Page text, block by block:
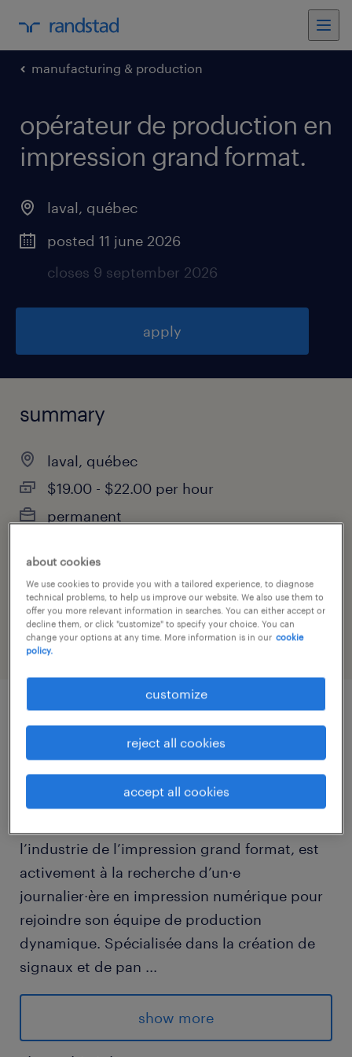
manufacturing & production
opérateur de production en
impression grand format.
laval, québec
posted 11 june 2026
closes 9 september 2026
apply
summary
laval, québec
$19.00 - $22.00 per hour
permanent
job category
manufacturing & production
job details
Vous cherchez une opportunité stimulante au
sein d’une entreprise en pleine expansion à
l’industrie de l’impression grand format, est
activement à la recherche d’un·e
journalier·ère en impression numérique pour
rejoindre son équipe de production
dynamique. Spécialisée dans la création de
signaux et de pan ...
neaux publicitaires, cette entreprise se
distingue par sa capacité à imprimer sur tout
type de matériaux : rouleaux de papiers,
show more
about cookies
We use cookies to provide you with a tailored experience, to diagnose
technical problems, to help us improve our website. We also use them to
offer you more relevant information in searches. You can either accept or
decline them, or click "customize" to specify your choice. You can
change your options at any time. More information is in our cookie
policy.
customize
reject all cookies
accept all cookies